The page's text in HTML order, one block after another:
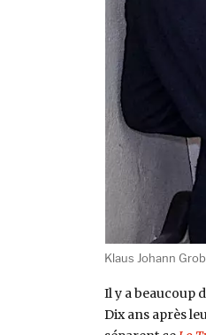
Klaus Johann
Il y a beaucoup
Dix ans après